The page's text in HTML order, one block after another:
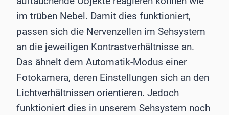
im trüben Nebel. Damit dies funktioniert,
passen sich die Nervenzellen im Sehsystem
an die jeweiligen Kontrastverhältnisse an.
Das ähnelt dem Automatik-Modus einer
Fotokamera, deren Einstellungen sich an den
Lichtverhältnissen orientieren. Jedoch
funktioniert dies in unserem Sehsystem noch